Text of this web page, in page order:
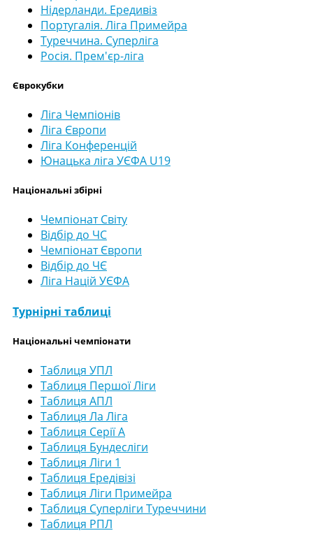
Нідерланди. Ередивіз
Португалія. Ліга Примейра
Туреччина. Суперліга
Росія. Прем'єр-ліга
Єврокубки
Ліга Чемпіонів
Ліга Європи
Ліга Конференцій
Юнацька ліга УЄФА U19
Національні збірні
Чемпіонат Світу
Відбір до ЧС
Чемпіонат Європи
Відбір до ЧЄ
Ліга Націй УЄФА
Турнірні таблиці
Національні чемпіонати
Таблиця УПЛ
Таблиця Першої Ліги
Таблиця АПЛ
Таблиця Ла Ліга
Таблиця Серії А
Таблиця Бундесліги
Таблиця Ліги 1
Таблиця Ередівізі
Таблиця Ліги Примейра
Таблиця Суперліги Туреччини
Таблиця РПЛ